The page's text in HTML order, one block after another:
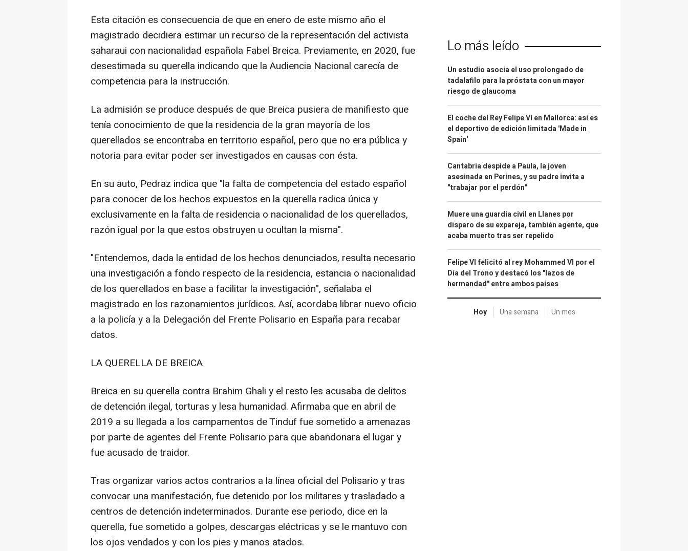
Esta citación es consecuencia de que en enero de este mismo año el
magistrado decidiera estimar un recurso de la representación del activista
saharaui con nacionalidad española Fabel Breica. Previamente, en 2020, fue
desestimada su querella indicando que la Audiencia Nacional carecía de
competencia para la instrucción.
La admisión se produce después de que Breica pusiera de manifiesto que
tenía conocimiento de que la residencia de la gran mayoría de los
querellados se encontraba en territorio español, pero que no era pública y
notoria para evitar poder ser investigados en causas con ésta.
En su auto, Pedraz indica que "la falta de competencia del estado español
para conocer de los hechos expuestos en la querella radica única y
exclusivamente en la falta de residencia o nacionalidad de los querellados,
razón igual por la que estos obstruyen u ocultan la misma".
"Entendemos, dada la entidad de los hechos denunciados, resulta necesario
una investigación a fondo respecto de la residencia, estancia o nacionalidad
de los querellados en base a facilitar la investigación", señalaba el
magistrado en los razonamientos jurídicos. Así, acordaba librar nuevo oficio
a la policía y a la Delegación del Frente Polisario en España para recabar
datos.
LA QUERELLA DE BREICA
Breica en su querella contra Brahim Ghali y el resto les acusaba de delitos
de detención ilegal, torturas y lesa humanidad. Afirmaba que en abril de
2019 a su llegada a los campamentos de Tinduf fue sometido a amenazas
por parte de agentes del Frente Polisario para que abandonara el lugar y
fue acusado de traidor.
Tras organizar varios actos contrarios a la línea oficial del Polisario y tras
convocar una manifestación, fue detenido por los militares y trasladado a
centros de detención indeterminados. Durante ese periodo, dice en la
querella, fue sometido a golpes, descargas eléctricas y se le mantuvo con
los ojos vendados y con los pies y manos atados.
Lo más leído
Un estudio asocia el uso prolongado de
tadalafilo para la próstata con un mayor
riesgo de glaucoma
El coche del Rey Felipe VI en Mallorca: así es
el deportivo de edición limitada 'Made in
Spain'
Cantabria despide a Paula, la joven
asesinada en Perines, y su padre invita a
"trabajar por el perdón"
Muere una guardia civil en Llanes por
disparo de su expareja, también agente, que
acaba muerto tras ser repelido
Felipe VI felicitó al rey Mohammed VI por el
Día del Trono y destacó los "lazos de
hermandad" entre ambos países
Hoy Una semana Un mes